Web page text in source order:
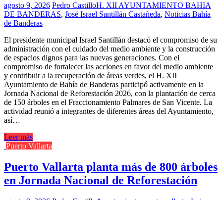
agosto 9, 2026 Pedro CastilloH. XII AYUNTAMIENTO BAHIA
DE BANDERAS, José Israel Santillán Castañeda, Noticias Bahía
de Banderas
El presidente municipal Israel Santillán destacó el compromiso de su
administración con el cuidado del medio ambiente y la construcción
de espacios dignos para las nuevas generaciones. Con el
compromiso de fortalecer las acciones en favor del medio ambiente
y contribuir a la recuperación de áreas verdes, el H. XII
Ayuntamiento de Bahía de Banderas participó activamente en la
Jornada Nacional de Reforestación 2026, con la plantación de cerca
de 150 árboles en el Fraccionamiento Palmares de San Vicente. La
actividad reunió a integrantes de diferentes áreas del Ayuntamiento,
así…
Leer más
Puerto Vallarta
Puerto Vallarta planta más de 800 árboles
en Jornada Nacional de Reforestación